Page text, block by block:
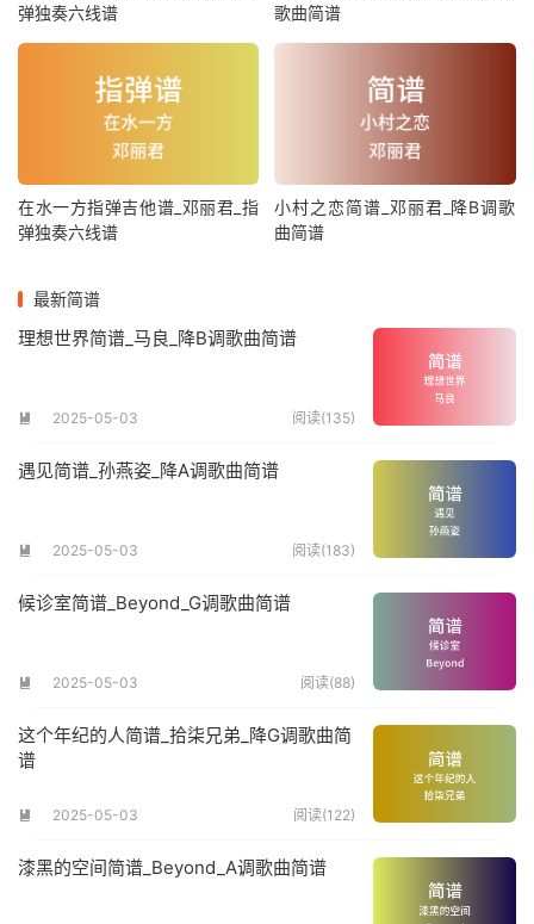
弹独奏六线谱
歌曲简谱
在水一方指弹吉他谱_邓丽君_指
弹独奏六线谱
小村之恋简谱_邓丽君_降B调歌
曲简谱
最新简谱
理想世界简谱_马良_降B调歌曲简谱
 2025-05-03 阅读(135)
遇见简谱_孙燕姿_降A调歌曲简谱
 2025-05-03 阅读(183)
候诊室简谱_Beyond_G调歌曲简谱
 2025-05-03 阅读(88)
这个年纪的人简谱_拾柒兄弟_降G调歌曲简
谱
 2025-05-03 阅读(122)
漆黑的空间简谱_Beyond_A调歌曲简谱